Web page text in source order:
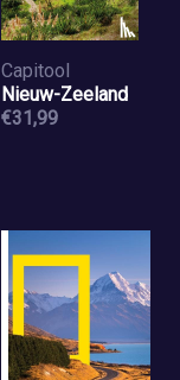
Capitool
Nieuw-Zeeland
€31,99